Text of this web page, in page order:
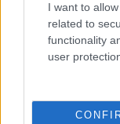
I want to
related to
functionality
user
Έτσι, ο
αναζητήσει
η Μέγκαν
ανησυχίες